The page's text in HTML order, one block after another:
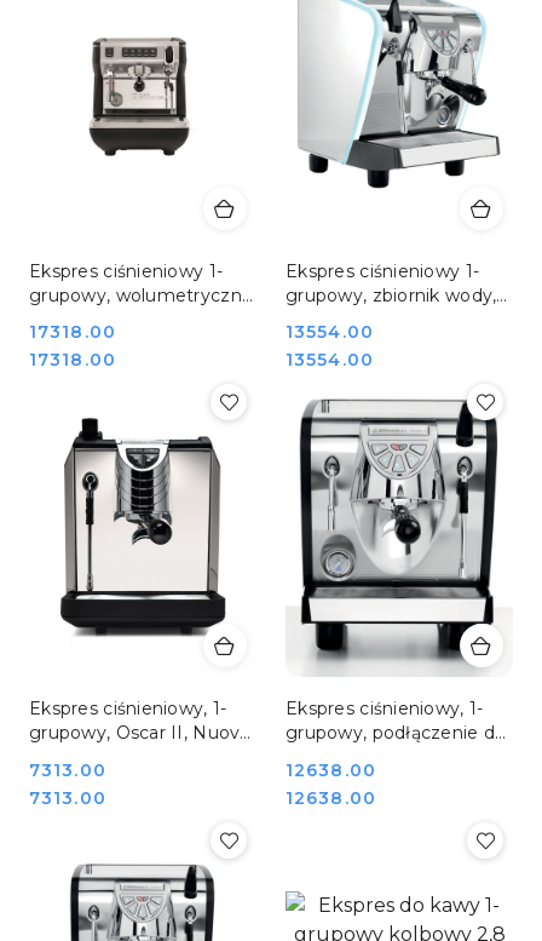
Ekspres ciśnieniowy 1-
grupowy, wolumetryczny,
Simonelli
Cena:
17318.00
Cena:
17318.00
Ekspres ciśnieniowy 1-
grupowy, zbiornik wody,
Simonelli
Cena:
13554.00
Cena:
13554.00
Ekspres ciśnieniowy, 1-
grupowy, Oscar II, Nuova
Cena:
7313.00
Cena:
7313.00
Ekspres ciśnieniowy, 1-
grupowy, podłączenie do
Nuova Simonelli
Cena:
12638.00
Cena:
12638.00